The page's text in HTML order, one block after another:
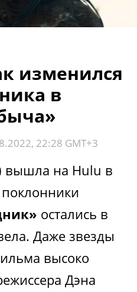
изменился
в
22:28 GMT+3
вышла на Hulu в
остались в
Даже звезды
высоко
Дэна